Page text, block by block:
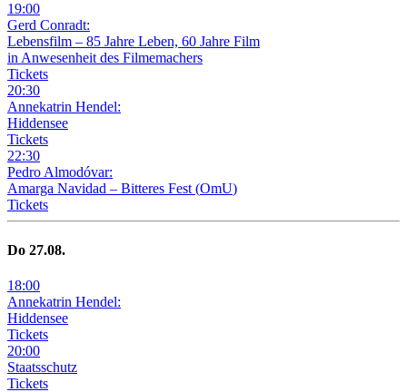
19:00
Gerd Conradt:
Lebensfilm – 85 Jahre Leben, 60 Jahre Film
in Anwesenheit des Filmemachers
Tickets
20:30
Annekatrin Hendel:
Hiddensee
Tickets
22:30
Pedro Almodóvar:
Amarga Navidad – Bitteres Fest (OmU)
Tickets
Do 27.08.
18:00
Annekatrin Hendel:
Hiddensee
Tickets
20:00
Staatsschutz
Tickets